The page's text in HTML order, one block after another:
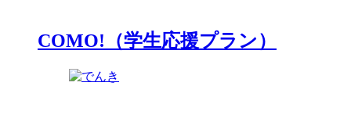
COMO!（学生応援プラン）